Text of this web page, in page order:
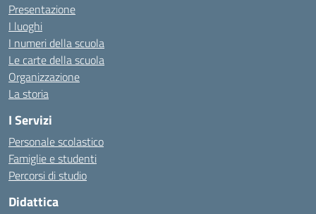
Presentazione
I luoghi
I numeri della scuola
Le carte della scuola
Organizzazione
La storia
I Servizi
Personale scolastico
Famiglie e studenti
Percorsi di studio
Didattica